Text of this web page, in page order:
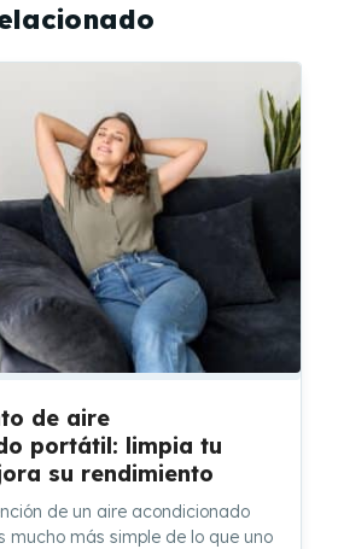
de aire
portátil: limpia tu
su rendimiento
de un aire acondicionado
mucho más simple de lo que uno